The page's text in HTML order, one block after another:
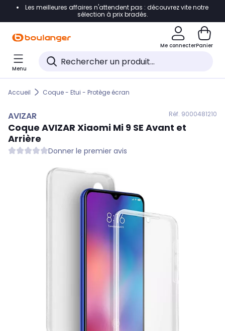
Accéder directement à la navigation
Accéder directement au pied de page
Accéder directement au chatbot
Les meilleures affaires n'attendent pas : découvrez vite notre
sélection à prix bradés.
Me connecterPanier
Menu
Accueil Coque - Etui - Protège écran
AVIZAR Réf. 9000481210
Coque AVIZAR Xiaomi Mi 9 SE Avant et
Arrière
Donner le premier avis